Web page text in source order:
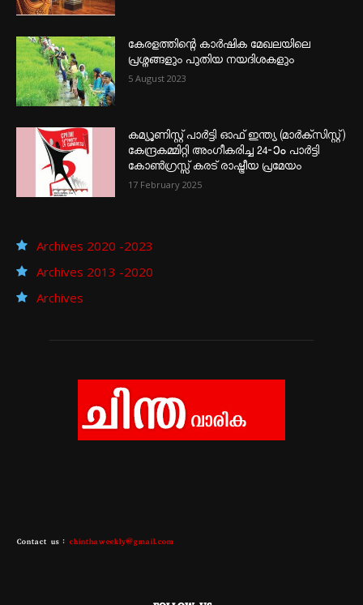
കേരളത്തിന്റെ കാർഷിക മേഖലയിലെ
പ്രശ്നങ്ങളും പുതിയ നയദിശകളും
5 August 2023
കമ്യൂണിസ്റ്റ് പാർട്ടി ഓഫ് ഇന്ത്യ (മാർക്സിസ്റ്റ്)
കേന്ദ്രകമ്മിറ്റി അംഗീകരിച്ച 24‐ാം പാർട്ടി
കോൺഗ്രസ്സ് കരട് രാഷ്ട്രീയ പ്രമേയം
17 February 2025
Archives 2020 -2023
Archives 2013 -2020
Archives
Contact us : chinthaweekly@gmail.com